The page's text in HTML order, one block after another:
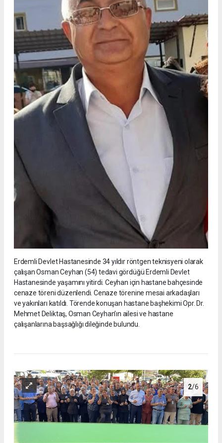
Erdemli Devlet Hastanesinde 34 yıldır röntgen teknisyeni olarak
çalışan Osman Ceyhan (54) tedavi gördüğü Erdemli Devlet
Hastanesinde yaşamını yitirdi. Ceyhan için hastane bahçesinde
cenaze töreni düzenlendi. Cenaze törenine mesai arkadaşları
ve yakınları katıldı. Törende konuşan hastane başhekimi Opr. Dr.
Mehmet Deliktaş, Osman Ceyhan’ın ailesi ve hastane
çalışanlarına başsağlığı dileğinde bulundu.
2/6